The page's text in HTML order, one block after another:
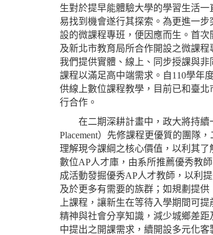
生對於提早能體驗大學的學習生活
易找到機會遂行其探索。為更進一
設的微課程專班，便因應而生。首
及新北市教育局所合作開設之微課程
我們提供實體、線上、同步授課與
課程以滿足高中端需求。自110學年
供線上數位課程教學，目前已和臺
行合作。
在二期深耕計畫中，政大將持續
Placement）先修課程更優質的團隊
理解現今課綱之核心價值，以利其
數位AP人才庫，由系所推薦優秀教
成活動發掘優秀AP人才教師，以利
及於更多有需要的族群；如規劃提
上課程，讓新生在等待入學期間可
精神與社會分享知識，減少城鄉差距
中提出之開課需求，續開設多元化